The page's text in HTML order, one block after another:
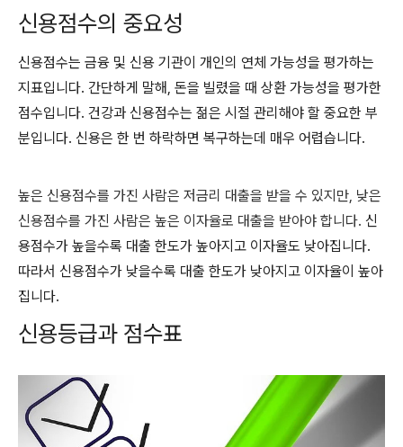
신용점수의 중요성
신용점수는 금융 및 신용 기관이 개인의 연체 가능성을 평가하는
지표입니다. 간단하게 말해, 돈을 빌렸을 때 상환 가능성을 평가한
점수입니다. 건강과 신용점수는 젊은 시절 관리해야 할 중요한 부
분입니다. 신용은 한 번 하락하면 복구하는데 매우 어렵습니다.
높은 신용점수를 가진 사람은 저금리 대출을 받을 수 있지만, 낮은
신용점수를 가진 사람은 높은 이자율로 대출을 받아야 합니다. 신
용점수가 높을수록 대출 한도가 높아지고 이자율도 낮아집니다.
따라서 신용점수가 낮을수록 대출 한도가 낮아지고 이자율이 높아
집니다.
신용등급과 점수표